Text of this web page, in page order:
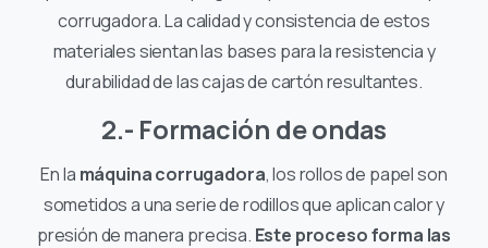
corrugadora. La calidad y consistencia de estos
materiales sientan las bases para la resistencia y
durabilidad de las cajas de cartón resultantes.
2.- Formación de ondas
En la máquina corrugadora, los rollos de papel son
sometidos a una serie de rodillos que aplican calor y
presión de manera precisa. Este proceso forma las